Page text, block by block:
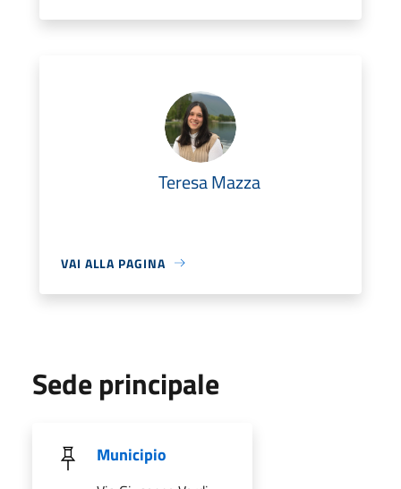
Teresa Mazza
VAI ALLA PAGINA
Sede principale
Municipio